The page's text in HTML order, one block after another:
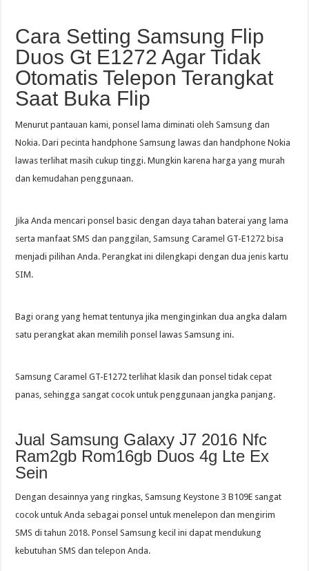
Cara Setting Samsung Flip
Duos Gt E1272 Agar Tidak
Otomatis Telepon Terangkat
Saat Buka Flip
Menurut pantauan kami, ponsel lama diminati oleh Samsung dan
Nokia. Dari pecinta handphone Samsung lawas dan handphone Nokia
lawas terlihat masih cukup tinggi. Mungkin karena harga yang murah
dan kemudahan penggunaan.
Jika Anda mencari ponsel basic dengan daya tahan baterai yang lama
serta manfaat SMS dan panggilan, Samsung Caramel GT-E1272 bisa
menjadi pilihan Anda. Perangkat ini dilengkapi dengan dua jenis kartu
SIM.
Bagi orang yang hemat tentunya jika menginginkan dua angka dalam
satu perangkat akan memilih ponsel lawas Samsung ini.
Samsung Caramel GT-E1272 terlihat klasik dan ponsel tidak cepat
panas, sehingga sangat cocok untuk penggunaan jangka panjang.
Jual Samsung Galaxy J7 2016 Nfc
Ram2gb Rom16gb Duos 4g Lte Ex
Sein
Dengan desainnya yang ringkas, Samsung Keystone 3 B109E sangat
cocok untuk Anda sebagai ponsel untuk menelepon dan mengirim
SMS di tahun 2018. Ponsel Samsung kecil ini dapat mendukung
kebutuhan SMS dan telepon Anda.